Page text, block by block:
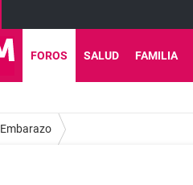
FOROS SALUD FAMILIA
Embarazo